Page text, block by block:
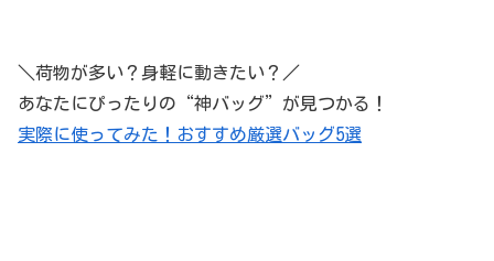
＼荷物が多い？身軽に動きたい？／
あなたにぴったりの“神バッグ”が見つかる！
実際に使ってみた！おすすめ厳選バッグ5選